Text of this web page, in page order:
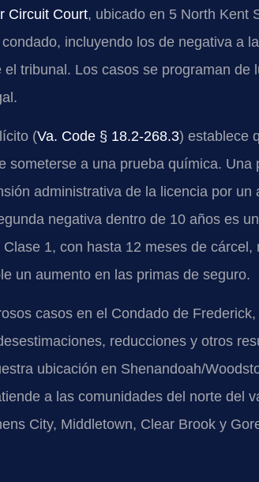
Circuit Court, ubicado en 5 North Kent
incluyendo los de negativa a
el tribunal. Los casos se programan de
(Va. Code § 18.2-268.3) establece
someterse a una prueba química. Una
administrativa de la licencia por un
negativa dentro de 10 años es
1, con hasta 12 meses de
un aumento en las primas de seguro.
casos en el Condado de Frederick,
reducciones y otros
ubicación en Shenandoah/
a las comunidades del norte del
City, Middletown, Clear Brook y